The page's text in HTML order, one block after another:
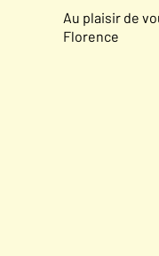
Au plaisir de
Florence